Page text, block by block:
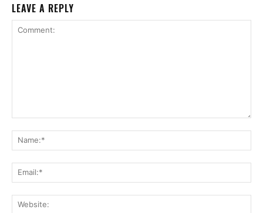
LEAVE A REPLY